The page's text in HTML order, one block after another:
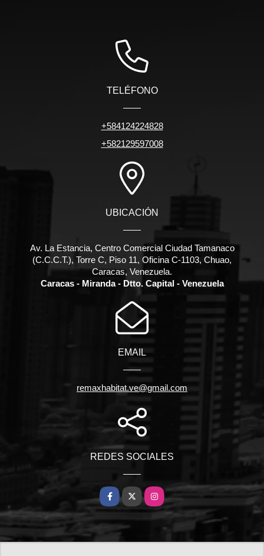
TELÉFONO
+584124224828
+582129597008
UBICACIÓN
Av. La Estancia, Centro Comercial Ciudad Tamanaco
(C.C.C.T.), Torre C, Piso 11, Oficina C-1103, Chuao,
Caracas, Venezuela.
Caracas - Miranda - Dtto. Capital - Venezuela
EMAIL
remaxhabitat.ve@gmail.com
REDES SOCIALES
Facebook
X Instagram